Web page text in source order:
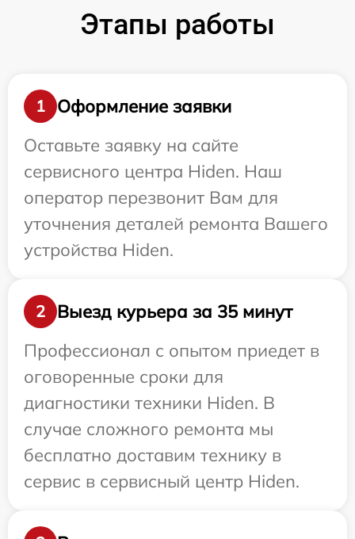
Этапы работы
1
Оформление заявки
Оставьте заявку на сайте
сервисного центра Hiden. Наш
оператор перезвонит Вам для
уточнения деталей ремонта Вашего
устройства Hiden.
2
Выезд курьера за 35 минут
Профессионал с опытом приедет в
оговоренные сроки для
диагностики техники Hiden. В
случае сложного ремонта мы
бесплатно доставим технику в
сервис в сервисный центр Hiden.